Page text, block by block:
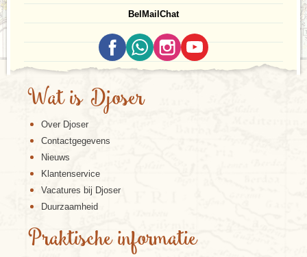
Bel Mail Chat
Wat is Djoser
Over Djoser
Contactgegevens
Nieuws
Klantenservice
Vacatures bij Djoser
Duurzaamheid
Praktische informatie